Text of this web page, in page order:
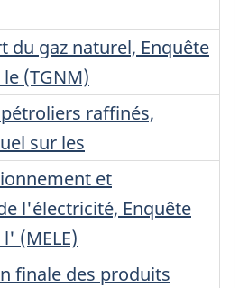
du gaz naturel, Enquête
(TGNM)
raffinés,
sur les
et
l'électricité, Enquête
(MELE)
finale des produits